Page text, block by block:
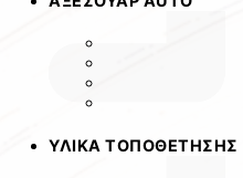
ΥΛΙΚΑ ΤΟΠΟΘΕΤΗΣΗΣ